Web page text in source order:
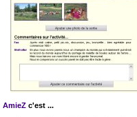
AmieZ c'est ...